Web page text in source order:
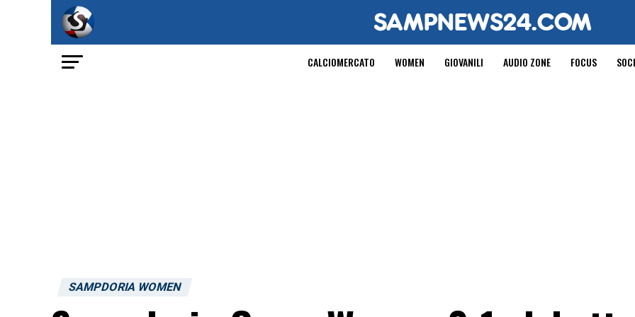
CALCIOMERCATO WOMEN GIOVANILI AUDIO ZONE FOCUS
SAMPDORIA WOMEN